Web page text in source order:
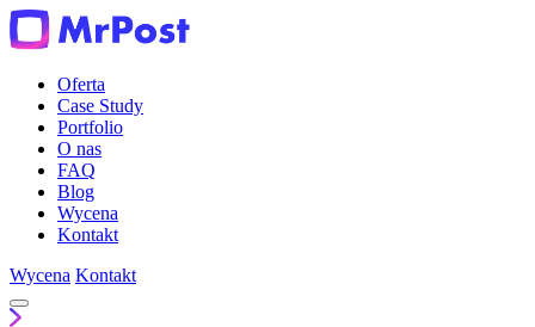
Oferta
Case Study
Portfolio
O nas
FAQ
Blog
Wycena
Kontakt
Wycena Kontakt